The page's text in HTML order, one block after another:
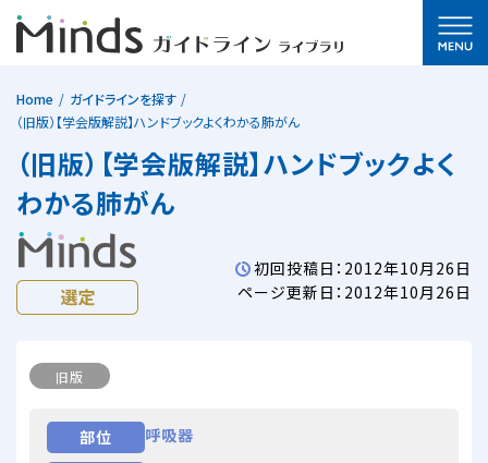
Home
ガイドラインを探す
（旧版）【学会版解説】ハンドブックよくわかる肺がん
（旧版）【学会版解説】ハンドブックよく
わかる肺がん
初回投稿日：2012年10月26日
ページ更新日：2012年10月26日
旧版
部位
呼吸器